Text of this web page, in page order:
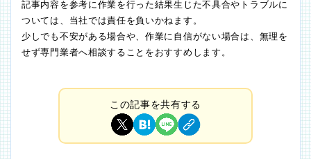
記事内容を参考に作業を行った結果生じた不具合やトラブルに
ついては、当社では責任を負いかねます。
少しでも不安がある場合や、作業に自信がない場合は、無理を
せず専門業者へ相談することをおすすめします。
この記事を共有する